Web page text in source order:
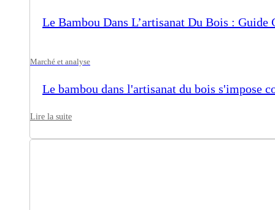
Le Bambou Dans L’artisanat Du Bois : Guide
Marché et analyse
Le bambou dans l'artisanat du bois s'impose
Lire la suite